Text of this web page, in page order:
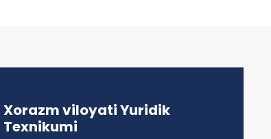
Xorazm viloyati Yuridik
Texnikumi